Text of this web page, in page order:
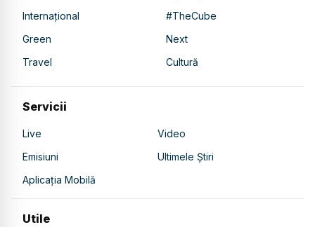
Internațional
#TheCube
Green
Next
Travel
Cultură
Servicii
Live
Video
Emisiuni
Ultimele Știri
Aplicația Mobilă
Utile